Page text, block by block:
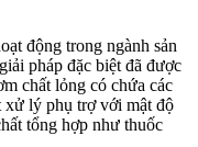
động trong ngành sản
pháp đặc biệt đã được
chất lỏng có chứa các
xử lý phụ trợ với mật độ
tổng hợp như thuốc